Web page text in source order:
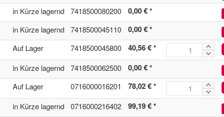
in Kürze lagernd 7418500080200 0,00 € *
in Kürze lagernd 7418500045110 0,00 € *
Auf Lager 7418500045800 40,56 € *
in Kürze lagernd 7418500062500 0,00 € *
Auf Lager 0716000016201 78,02 € *
in Kürze lagernd 0716000216402 99,19 € *